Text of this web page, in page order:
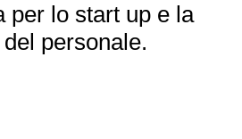
per lo start up e la
personale.